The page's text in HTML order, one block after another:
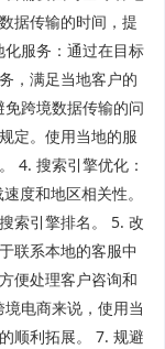
据传输的时间，提
服务：通过在目标
，满足当地客户的
跨境数据传输的问
定。使用当地的服
4. 搜索引擎优化：
度和地区相关性。
索引擎排名。 5. 改
联系本地的客服中
便处理客户咨询和
电商来说，使用当
顺利拓展。 7. 规避